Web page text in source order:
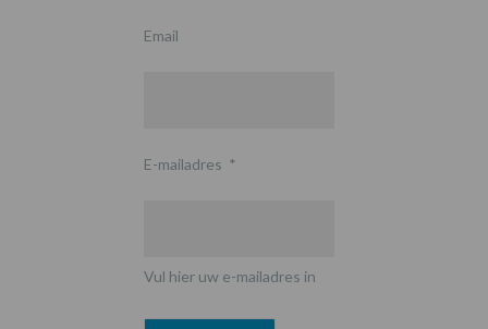
Email
E-mailadres *
Vul hier uw e-mailadres in